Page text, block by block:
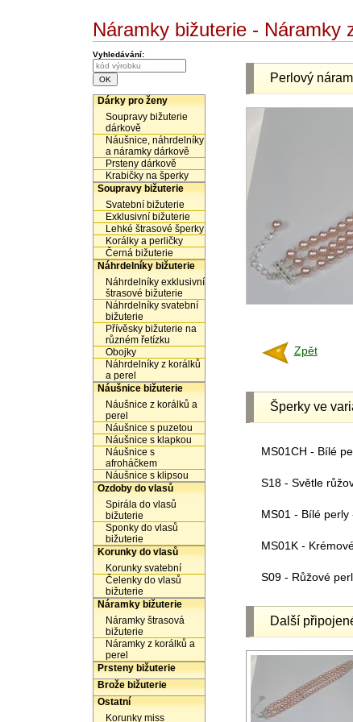
Náramky bižuterie - Náramky
Vyhledávání:
Dárky pro ženy
Soupravy bižuterie
dárkově
Náušnice, náhrdelníky
a náramky dárkově
Prsteny dárkově
Krabičky na šperky
Soupravy bižuterie
Svatební bižuterie
Exklusivní bižuterie
Lehké štrasové šperky
Korálky a perličky
Černá bižuterie
Náhrdelníky bižuterie
Náhrdelníky exklusivní
štrasové bižuterie
Náhrdelníky svatební
bižuterie
Přívěsky bižuterie na
různém řetízku
Obojky
Náhrdelníky z korálků
a perel
Náušnice bižuterie
Náušnice z korálků a
perel
Náušnice s puzetou
Náušnice s klapkou
Náušnice s
afroháčkem
Náušnice s klipsou
Ozdoby do vlasů
Spirála do vlasů
bižuterie
Sponky do vlasů
bižuterie
Korunky do vlasů
Korunky svatební
Čelenky do vlasů
bižuterie
Náramky bižuterie
Náramky štrasová
bižuterie
Náramky z korálků a
perel
Prsteny bižuterie
Brože bižuterie
Ostatní
Korunky miss
Perlový
Zpět
Šperky ve
MS01CH - Bílé
S18 - Světle
MS01 - Bílé perly
MS01K -
S09 - Růžové
Další